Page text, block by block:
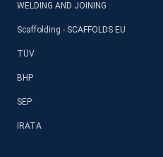
WELDING AND JOINING
Scaffolding - SCAFFOLDS EU
TÜV
BHP
SEP
IRATA